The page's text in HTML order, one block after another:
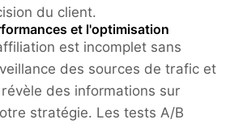
du client.
et l'optimisation
est incomplet sans
des sources de trafic et
des informations sur
stratégie. Les tests A/B